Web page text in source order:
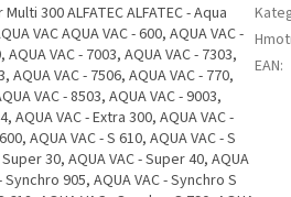
300 ALFATEC ALFATEC - Aqua
VAC AQUA VAC - 600, AQUA VAC -
VAC - 7003, AQUA VAC - 7303,
AQUA VAC - 7506, AQUA VAC - 770,
VAC - 8503, AQUA VAC - 9003,
AQUA VAC - Extra 300, AQUA VAC -
AQUA VAC - S 610, AQUA VAC - S
30, AQUA VAC - Super 40, AQUA
905, AQUA VAC - Synchro S
EAN: